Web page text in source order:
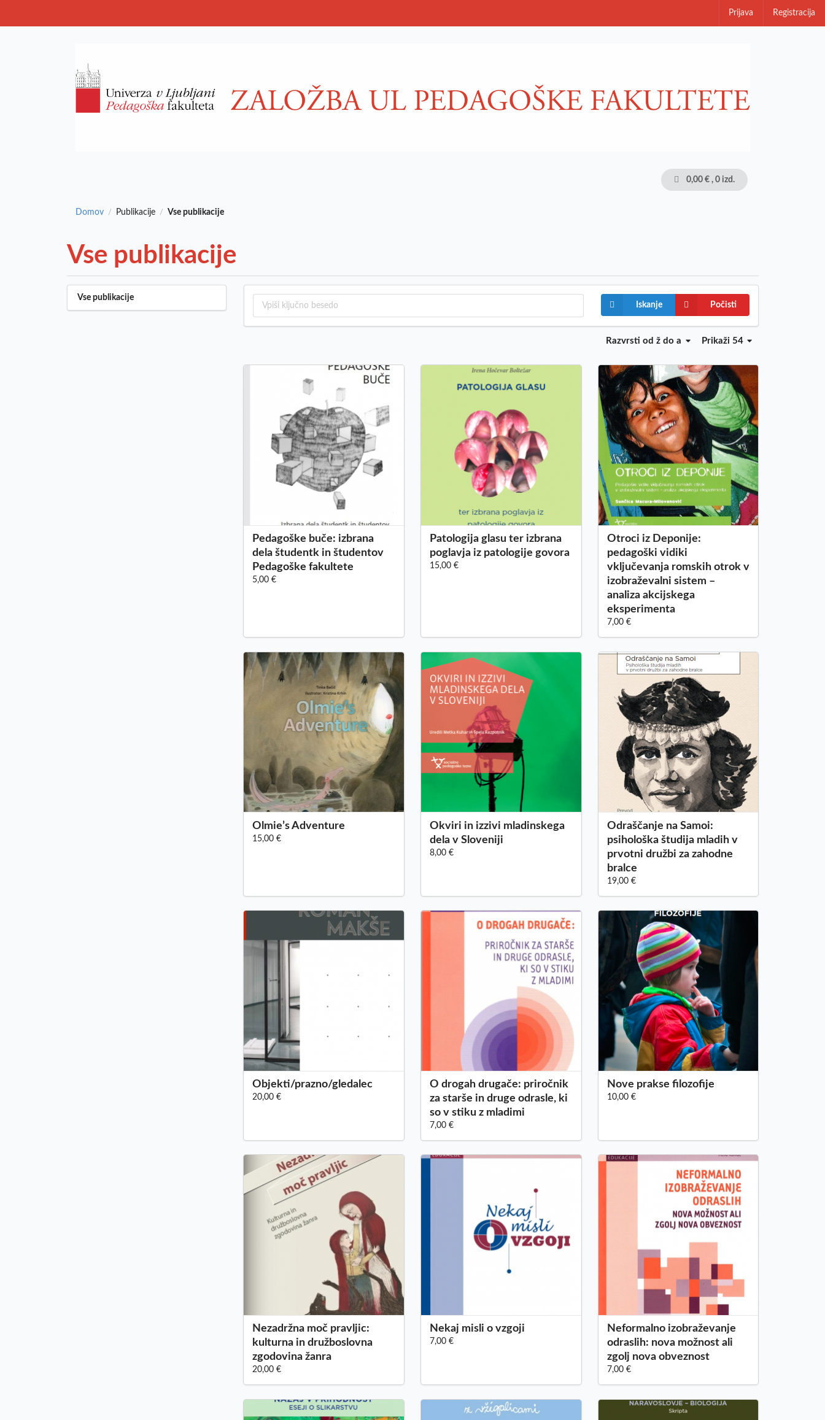
Prijava Registracija
0,00 € , 0 izd.
Domov / Publikacije / Vse publikacije
Vse publikacije
Vse publikacije
Iskanje
Počisti
Prikaži 54
Razvrsti od ž do a
Pedagoške buče: izbrana
dela študentk in študentov
Pedagoške fakultete
5,00 €
Patologija glasu ter izbrana
poglavja iz patologije govora
15,00 €
Otroci iz Deponije:
pedagoški vidiki
vključevanja romskih otrok v
izobraževalni sistem –
analiza akcijskega
eksperimenta
7,00 €
Olmie’s Adventure
15,00 €
Okviri in izzivi mladinskega
dela v Sloveniji
8,00 €
Odraščanje na Samoi:
psihološka študija mladih v
prvotni družbi za zahodne
bralce
19,00 €
Objekti/prazno/gledalec
20,00 €
O drogah drugače: priročnik
za starše in druge odrasle, ki
so v stiku z mladimi
7,00 €
Nove prakse filozofije
10,00 €
Nezadržna moč pravljic:
kulturna in družboslovna
zgodovina žanra
20,00 €
Nekaj misli o vzgoji
7,00 €
Neformalno izobraževanje
odraslih: nova možnost ali
zgolj nova obveznost
7,00 €